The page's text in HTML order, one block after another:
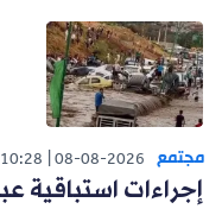
مجتمع 08-08-2026
10:28
إجراءات استباقية